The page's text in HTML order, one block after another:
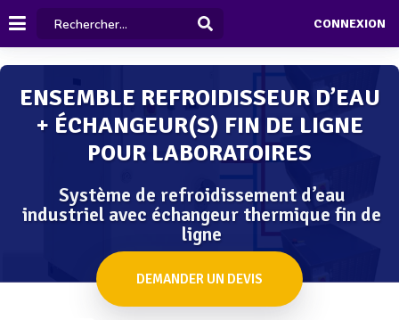
CONNEXION
ENSEMBLE REFROIDISSEUR D’EAU
+ ÉCHANGEUR(S) FIN DE LIGNE
POUR LABORATOIRES
Système de refroidissement d’eau
industriel avec échangeur thermique fin de
ligne
DEMANDER UN DEVIS